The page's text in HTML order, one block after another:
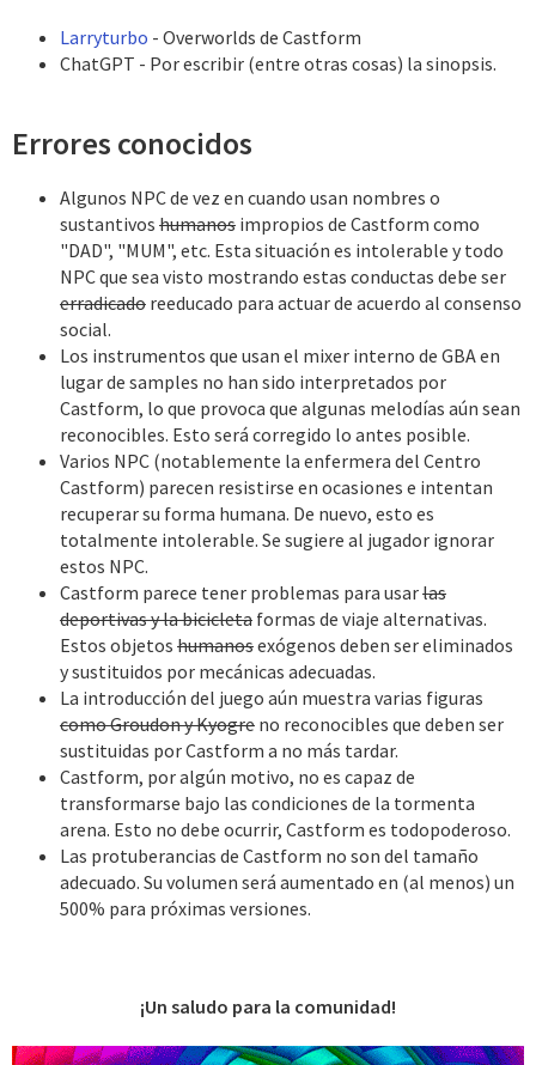
Larryturbo - Overworlds de Castform
ChatGPT - Por escribir (entre otras cosas) la sinopsis.
Errores conocidos
Algunos NPC de vez en cuando usan nombres o
sustantivos humanos impropios de Castform como
"DAD", "MUM", etc. Esta situación es intolerable y todo
NPC que sea visto mostrando estas conductas debe ser
erradicado reeducado para actuar de acuerdo al consenso
social.
Los instrumentos que usan el mixer interno de GBA en
lugar de samples no han sido interpretados por
Castform, lo que provoca que algunas melodías aún sean
reconocibles. Esto será corregido lo antes posible.
Varios NPC (notablemente la enfermera del Centro
Castform) parecen resistirse en ocasiones e intentan
recuperar su forma humana. De nuevo, esto es
totalmente intolerable. Se sugiere al jugador ignorar
estos NPC.
Castform parece tener problemas para usarlas
deportivas y la bicicleta formas de viaje alternativas.
Estos objetos humanosexógenos deben ser eliminados
y sustituidos por mecánicas adecuadas.
La introducción del juego aún muestra varias figuras
como Groudon y Kyogre no reconocibles que deben ser
sustituidas por Castform a no más tardar.
Castform, por algún motivo, no es capaz de
transformarse bajo las condiciones de la tormenta
arena. Esto no debe ocurrir, Castform es todopoderoso.
Las protuberancias de Castform no son del tamaño
adecuado. Su volumen será aumentado en (al menos) un
500% para próximas versiones.
¡Un saludo para la comunidad!